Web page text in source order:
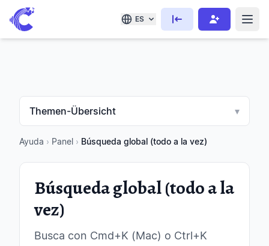
ES
Themen-Übersicht ▾
Ayuda › Panel › Búsqueda global (todo a la vez)
Búsqueda global (todo a la
vez)
Busca con Cmd+K (Mac) o Ctrl+K